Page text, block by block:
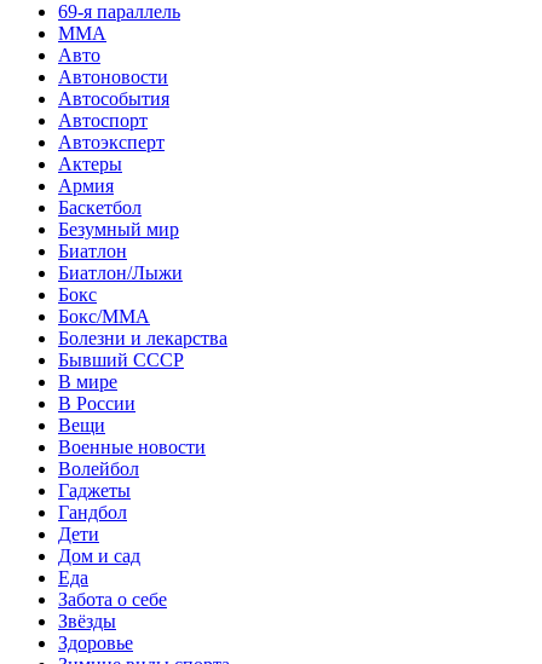
69-я параллель
MMA
Авто
Автоновости
Автособытия
Автоспорт
Автоэксперт
Актеры
Армия
Баскетбол
Безумный мир
Биатлон
Биатлон/Лыжи
Бокс
Бокс/MMA
Болезни и лекарства
Бывший СССР
В мире
В России
Вещи
Военные новости
Волейбол
Гаджеты
Гандбол
Дети
Дом и сад
Еда
Забота о себе
Звёзды
Здоровье